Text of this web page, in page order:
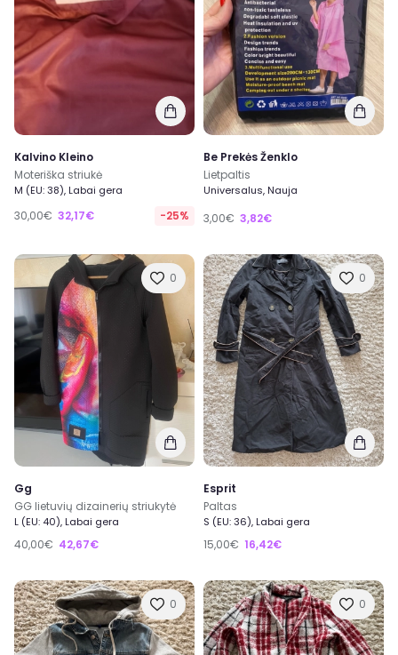
Kalvino Kleino
Moteriška striukė
M (EU: 38), Labai gera
30,00€ 32,17€ -25%
Be Prekės Ženklo
Lietpaltis
Universalus, Nauja
3,00€ 3,82€
0
Gg
GG lietuvių dizainerių striukytė
L (EU: 40), Labai gera
40,00€ 42,67€
0
Esprit
Paltas
S (EU: 36), Labai gera
15,00€ 16,42€
0 0